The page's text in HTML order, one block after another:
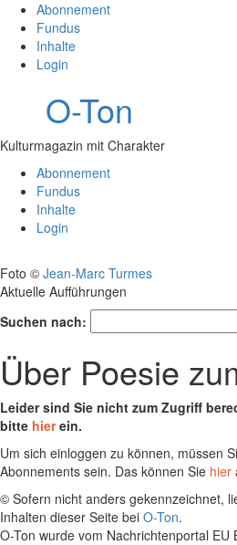
Abonnement
Fundus
Inhalte
Login
O-Ton
Kulturmagazin mit Charakter
Abonnement
Fundus
Inhalte
Login
Foto © Jean-Marc Turmes
Aktuelle Aufführungen
Suchen nach:
Über Poesie
Leider sind Sie nicht zum Zugriff
bitte hierein.
Um sich einloggen zu können, müssen
Abonnements sein. Das können Sie hier
© Sofern nicht anders gekennzeichnet,
Inhalten dieser Seite bei O-Ton.
O-Ton wurde vom Nachrichtenportal EU